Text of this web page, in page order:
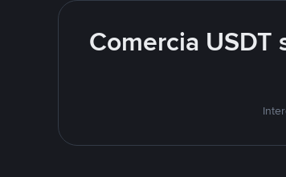
Comercia